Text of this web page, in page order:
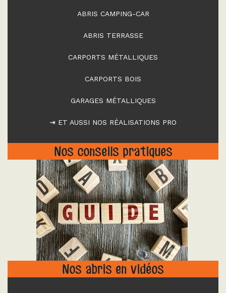
ABRIS CAMPING-CAR
ABRIS TERRASSE
CARPORTS MÉTALLIQUES
CARPORTS BOIS
GARAGES MÉTALLIQUES
⇥ ET AUSSI NOS RÉALISATIONS PRO
Nos conseils pratiques
"
Nos abris en vidéos